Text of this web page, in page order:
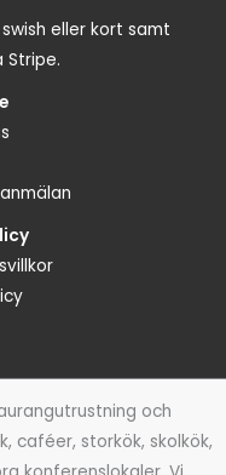
eller kort samt
Stripe.
och
caféer, storkök, skolkök,